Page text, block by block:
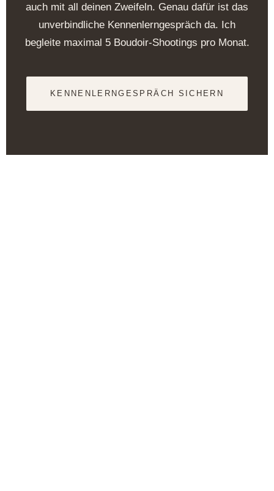
auch mit all deinen Zweifeln. Genau dafür ist das
unverbindliche Kennenlerngespräch da. Ich
begleite maximal 5 Boudoir-Shootings pro Monat.
KENNENLERNGESPRÄCH SICHERN